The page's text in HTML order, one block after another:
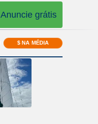
Anuncie grátis
$ NA MÉDIA